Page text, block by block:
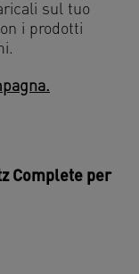
sul tuo
i prodotti
Complete per